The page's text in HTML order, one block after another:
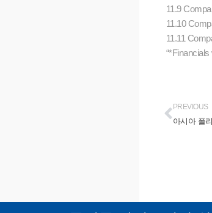
11.9
11.10
11.11
PREVIOUS